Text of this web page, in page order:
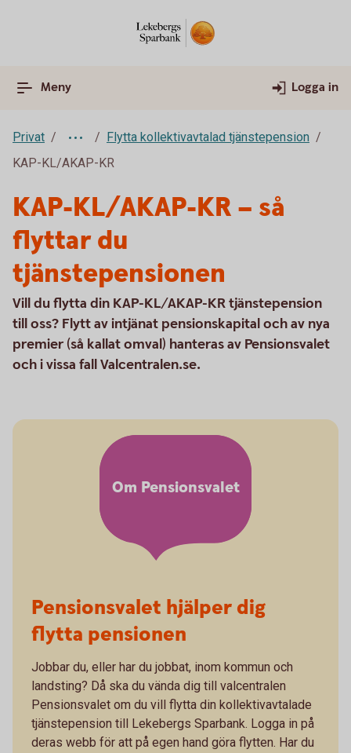
Meny Logga in
Privat
Flytta kollektivavtalad tjänstepension
KAP-KL/AKAP-KR
KAP-KL/AKAP-KR – så
flyttar du
tjänstepensionen
Vill du flytta din KAP-KL/AKAP-KR tjänstepension
till oss? Flytt av intjänat pensionskapital och av nya
premier (så kallat omval) hanteras av Pensionsvalet
och i vissa fall Valcentralen.se.
Om Pensionsvalet
Pensionsvalet hjälper dig
flytta pensionen
Jobbar du, eller har du jobbat, inom kommun och
landsting? Då ska du vända dig till valcentralen
Pensionsvalet om du vill flytta din kollektivavtalade
tjänstepension till Lekebergs Sparbank. Logga in på
deras webb för att på egen hand göra flytten. Har du